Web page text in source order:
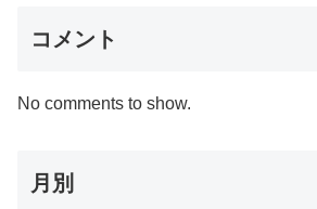
コメント
No comments to show.
月別